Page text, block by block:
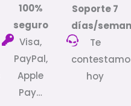
100%
seguro
Visa,
PayPal,
Apple
Pay…
Soporte 7
días/
Te
hoy